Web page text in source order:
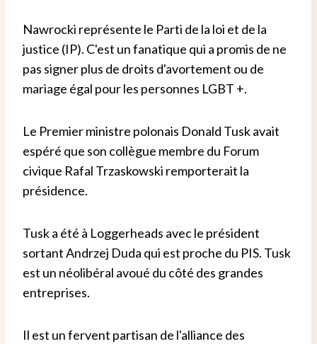
Nawrocki représente le Parti de la loi et de la
justice (IP). C'est un fanatique qui a promis de ne
pas signer plus de droits d'avortement ou de
mariage égal pour les personnes LGBT +.
Le Premier ministre polonais Donald Tusk avait
espéré que son collègue membre du Forum
civique Rafal Trzaskowski remporterait la
présidence.
Tusk a été à Loggerheads avec le président
sortant Andrzej Duda qui est proche du PIS. Tusk
est un néolibéral avoué du côté des grandes
entreprises.
Il est un fervent partisan de l'alliance des